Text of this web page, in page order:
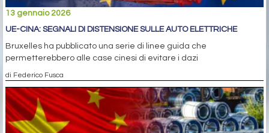
13 gennaio 2026
UE-CINA: SEGNALI DI DISTENSIONE SULLE AUTO ELETTRICHE
Bruxelles ha pubblicato una serie di linee guida che
permetterebbero alle case cinesi di evitare i dazi
di Federico Fusca